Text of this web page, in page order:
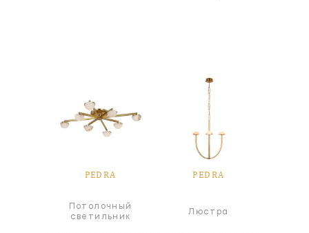
PEDRA
Потолочный
светильник
PEDRA
Люстра